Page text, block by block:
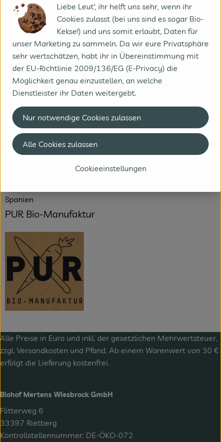
Info
Eingelegt in einem feinen Kräuteröl mit Basilikum
Produktinformationen
Produktdatenblatt
Herkunft
Spanien
PUR Bio-Manufaktur
Alle Preise in Euro und inkl. der gesetzlichen Mehrwertsteuer,
zzgl. Versandkosten und Pfand. Ab einem Warenwert von 30 €
erfolgt die Lieferung kostenfrei.
Biohof Mertens Wiesbrock GmbH
Flitterweg 6
33397 Rietberg
Kontrollstellennummer: DE-ÖKO-072
Liebe Leut', ihr helft uns sehr, wenn ihr
Cookies zulasst (bei uns sind es sogar Bio-
Kekse!) und uns somit erlaubt, Daten für
unser Marketing zu sammeln. Da wir eure Privatsphäre
sehr wertschätzen, habt ihr in Übereinstimmung mit
der EU-Richtlinie 2009/136/EG (E-Privacy) die
Möglichkeit genau einzustellen, an welche
Dienstleister ihr Daten weitergebt.
Cookieeinstellungen
Nur notwendige Cookies zulassen
Alle Cookies zulassen